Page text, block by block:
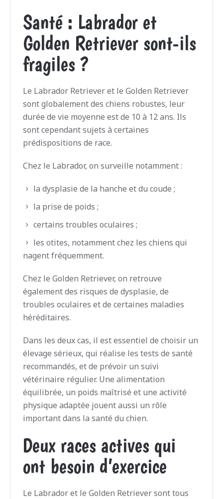
Santé : Labrador et
Golden Retriever sont-ils
fragiles ?
Le Labrador Retriever et le Golden Retriever
sont globalement des chiens robustes, leur
durée de vie moyenne est de 10 à 12 ans. Ils
sont cependant sujets à certaines
prédispositions de race.
Chez le Labrador, on surveille notamment :
la dysplasie de la hanche et du coude ;
la prise de poids ;
certains troubles oculaires ;
les otites, notamment chez les chiens qui
nagent fréquemment.
Chez le Golden Retriever, on retrouve
également des risques de dysplasie, de
troubles oculaires et de certaines maladies
héréditaires.
Dans les deux cas, il est essentiel de choisir un
élevage sérieux, qui réalise les tests de santé
recommandés, et de prévoir un suivi
vétérinaire régulier. Une alimentation
équilibrée, un poids maîtrisé et une activité
physique adaptée jouent aussi un rôle
important dans la santé du chien.
Deux races actives qui
ont besoin d’exercice
Le Labrador et le Golden Retriever sont tous